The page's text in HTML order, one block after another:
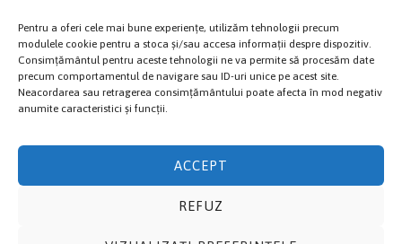
Pentru a oferi cele mai bune experiențe, utilizăm tehnologii precum
modulele cookie pentru a stoca și/sau accesa informații despre dispozitiv.
Consimțământul pentru aceste tehnologii ne va permite să procesăm date
precum comportamentul de navigare sau ID-uri unice pe acest site.
Neacordarea sau retragerea consimțământului poate afecta în mod negativ
anumite caracteristici și funcții.
ACCEPT
REFUZ
Voluntari
Livestream
Politica de Cookies
Cazări recomandate
Fuguț